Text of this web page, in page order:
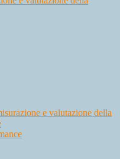
e valutazione della